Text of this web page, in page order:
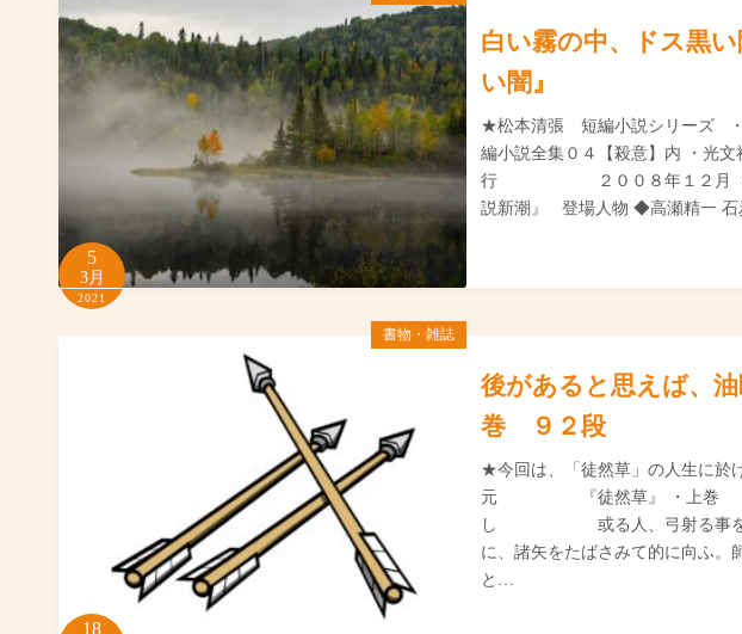
5
3月
2021
白い霧の中、ドス黒
い闇』
★松本清張 短編小説シリ
編小説全集０４【殺意】
行 ２００８年１２月
説新潮』 登場人物 ◆高瀬精一 石
書物・雑誌
18
後があると思えば、
巻 ９２段
★今回は、「徒然草」の人生に於
元 『徒然草』 ・上
し 或る人、弓射る事を習
に、諸矢をたばさみて的に向ふ。
と…